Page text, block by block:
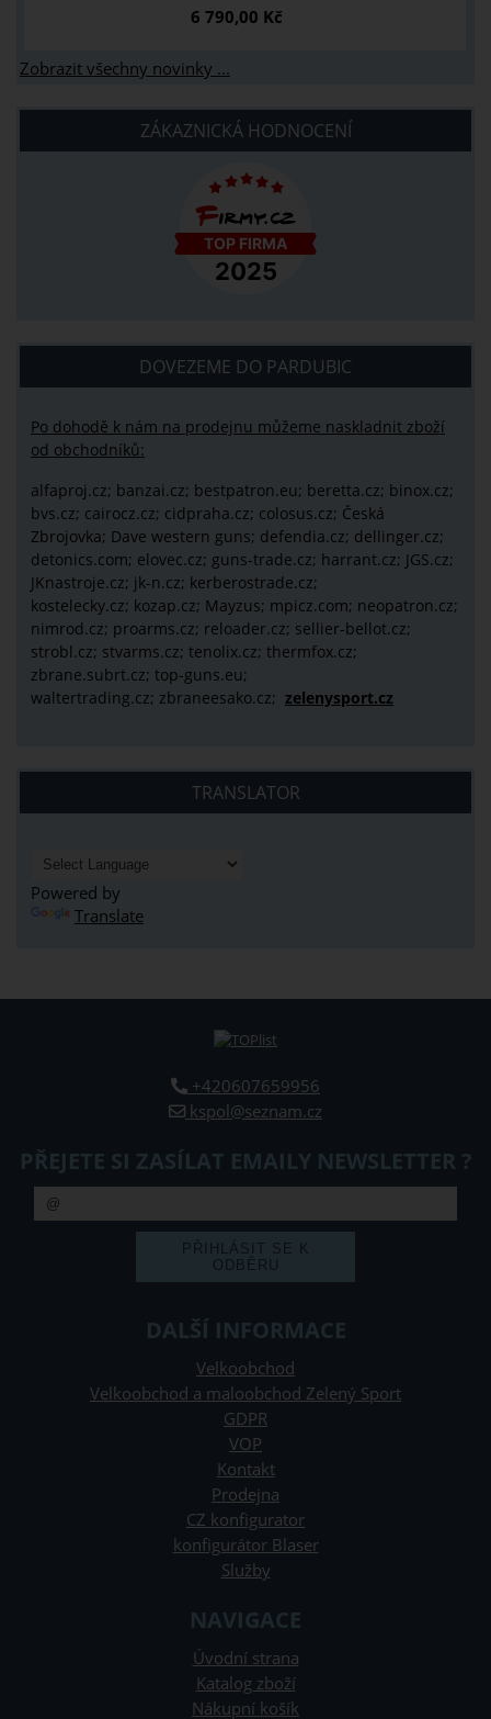
6 790,00 Kč
Zobrazit všechny novinky ...
ZÁKAZNICKÁ HODNOCENÍ
DOVEZEME DO PARDUBIC
Po dohodě k nám na prodejnu můžeme naskladnit zboží
od obchodníků:
alfaproj.cz; banzai.cz; bestpatron.eu; beretta.cz; binox.cz;
bvs.cz; cairocz.cz; cidpraha.cz; colosus.cz; Česká
Zbrojovka; Dave western guns; defendia.cz; dellinger.cz;
detonics.com; elovec.cz; guns-trade.cz; harrant.cz; JGS.cz;
JKnastroje.cz; jk-n.cz; kerberostrade.cz;
kostelecky.cz; kozap.cz; Mayzus; mpicz.com; neopatron.cz;
nimrod.cz; proarms.cz; reloader.cz; sellier-bellot.cz;
strobl.cz; stvarms.cz; tenolix.cz; thermfox.cz;
zbrane.subrt.cz; top-guns.eu;
waltertrading.cz; zbraneesako.cz; zelenysport.cz
TRANSLATOR
Powered by
Translate
+420607659956
kspol@seznam.cz
PŘEJETE SI ZASÍLAT EMAILY NEWSLETTER ?
DALŠÍ INFORMACE
Velkoobchod
Velkoobchod a maloobchod Zelený Sport
GDPR
VOP
Kontakt
Prodejna
CZ konfigurator
konfigurátor Blaser
Služby
NAVIGACE
Úvodní strana
Katalog zboží
Nákupní košík